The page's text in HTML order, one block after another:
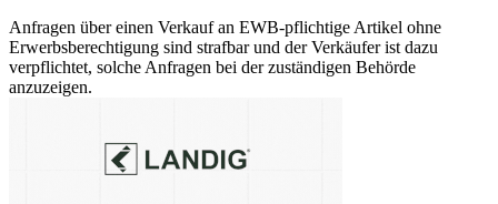
Anfragen über einen Verkauf an EWB-pflichtige Artikel ohne
Erwerbsberechtigung sind strafbar und der Verkäufer ist dazu
verpflichtet, solche Anfragen bei der zuständigen Behörde
anzuzeigen.